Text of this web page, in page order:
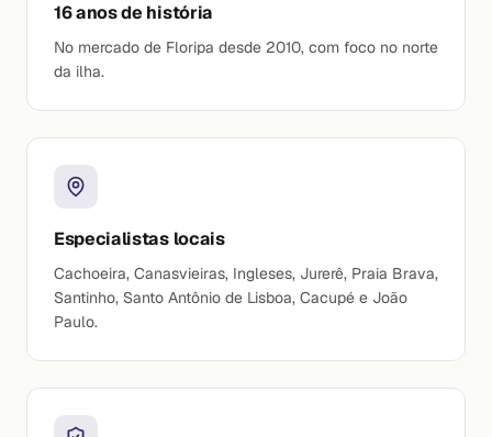
16 anos de história
No mercado de Floripa desde 2010, com foco no norte
da ilha.
Especialistas locais
Cachoeira, Canasvieiras, Ingleses, Jurerê, Praia Brava,
Santinho, Santo Antônio de Lisboa, Cacupé e João
Paulo.